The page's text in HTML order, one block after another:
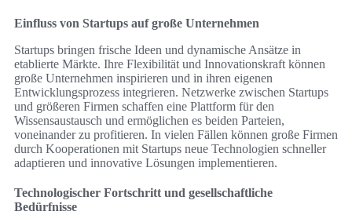
Einfluss von Startups auf große Unternehmen
Startups bringen frische Ideen und dynamische Ansätze in
etablierte Märkte. Ihre Flexibilität und Innovationskraft können
große Unternehmen inspirieren und in ihren eigenen
Entwicklungsprozess integrieren. Netzwerke zwischen Startups
und größeren Firmen schaffen eine Plattform für den
Wissensaustausch und ermöglichen es beiden Parteien,
voneinander zu profitieren. In vielen Fällen können große Firmen
durch Kooperationen mit Startups neue Technologien schneller
adaptieren und innovative Lösungen implementieren.
Technologischer Fortschritt und gesellschaftliche
Bedürfnisse